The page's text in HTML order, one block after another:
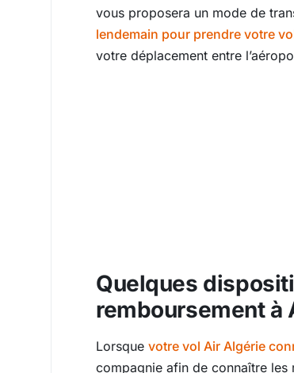
vous proposera un mode de
lendemain pour prendre votre
votre déplacement entre
Quelques
remboursement à
Lorsque votre vol Air Algérie
compagnie afin de connaître les